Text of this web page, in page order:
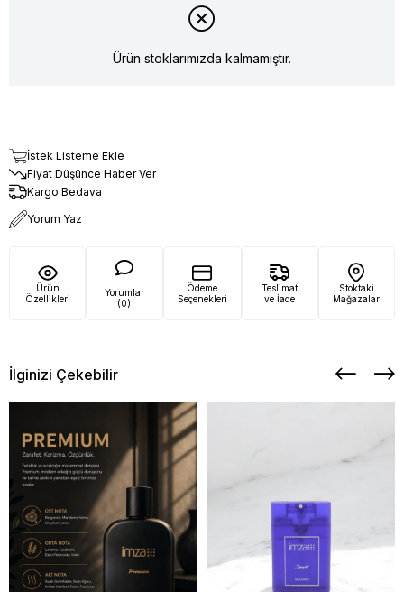
Ürün stoklarımızda kalmamıştır.
İstek Listeme Ekle
Fiyat Düşünce Haber Ver
Kargo Bedava
Yorum Yaz
Ürün
Özellikleri
Yorumlar
(0)
Ödeme
Seçenekleri
Teslimat
ve İade
Stoktaki
Mağazalar
İlginizi Çekebilir